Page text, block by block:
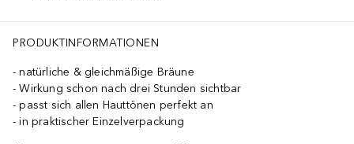
PRODUKTINFORMATIONEN
natürliche & gleichmäßige Bräune
Wirkung schon nach drei Stunden sichtbar
passt sich allen Hauttönen perfekt an
in praktischer Einzelverpackung